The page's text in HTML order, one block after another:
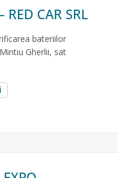
CAR SRL
bateriilor
Gherlii, sat